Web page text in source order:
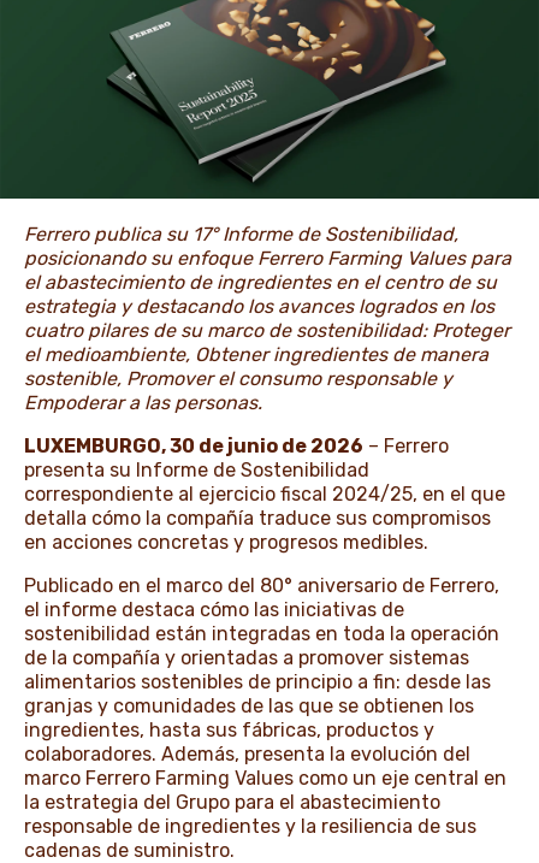
Ferrero publica su 17° Informe de Sostenibilidad,
posicionando su enfoque Ferrero Farming Values para
el abastecimiento de ingredientes en el centro de su
estrategia y destacando los avances logrados en los
cuatro pilares de su marco de sostenibilidad: Proteger
el medioambiente, Obtener ingredientes de manera
sostenible, Promover el consumo responsable y
Empoderar a las personas.
LUXEMBURGO, 30 de junio de 2026 – Ferrero
presenta su Informe de Sostenibilidad
correspondiente al ejercicio fiscal 2024/25, en el que
detalla cómo la compañía traduce sus compromisos
en acciones concretas y progresos medibles.
Publicado en el marco del 80° aniversario de Ferrero,
el informe destaca cómo las iniciativas de
sostenibilidad están integradas en toda la operación
de la compañía y orientadas a promover sistemas
alimentarios sostenibles de principio a fin: desde las
granjas y comunidades de las que se obtienen los
ingredientes, hasta sus fábricas, productos y
colaboradores. Además, presenta la evolución del
marco Ferrero Farming Values como un eje central en
la estrategia del Grupo para el abastecimiento
responsable de ingredientes y la resiliencia de sus
cadenas de suministro.